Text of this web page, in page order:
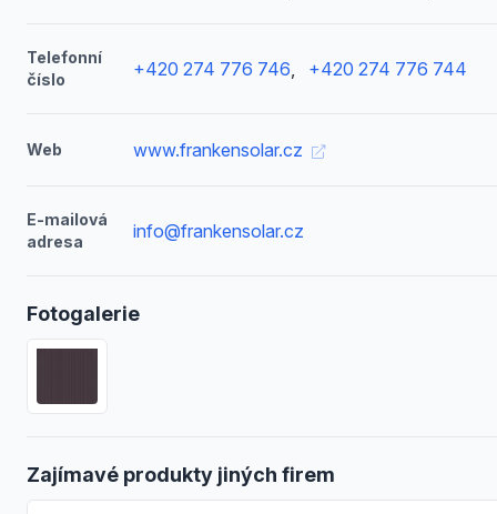
Telefonní
číslo
+420 274 776 746, +420 274 776 744
Web www.frankensolar.cz
E-mailová
adresa
info@frankensolar.cz
Fotogalerie
Zajímavé produkty jiných firem